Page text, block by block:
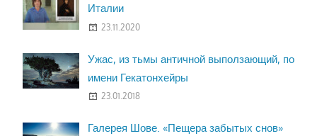
Италии
23.11.2020
Ужас, из тьмы античной выползающий, по
имени Гекатонхейры
23.01.2018
Галерея Шове. «Пещера забытых снов»